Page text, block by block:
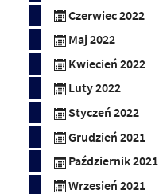
Czerwiec 2022
Maj 2022
Kwiecień 2022
Luty 2022
Styczeń 2022
Grudzień 2021
Październik 2021
Wrzesień 2021